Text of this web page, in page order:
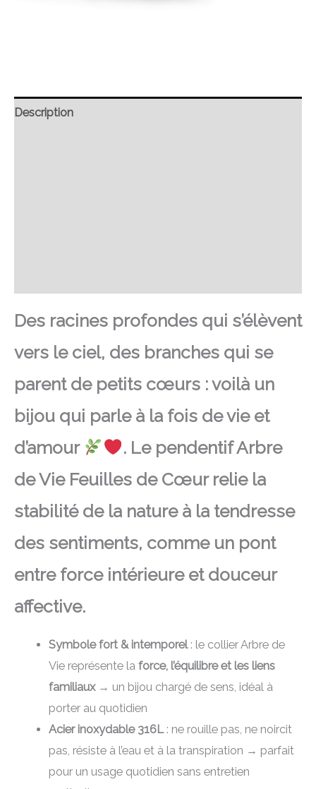
Description
Des racines profondes qui s’élèvent
vers le ciel, des branches qui se
parent de petits cœurs : voilà un
bijou qui parle à la fois de vie et
d’amour
. Le pendentif Arbre
de Vie Feuilles de Cœur relie la
stabilité de la nature à la tendresse
des sentiments, comme un pont
entre force intérieure et douceur
affective.
Symbole fort & intemporel: le collier Arbre de
Vie représente laforce, l’équilibre et les liens
familiaux→ un bijou chargé de sens, idéal à
porter au quotidien
Acier inoxydable 316L: ne rouille pas, ne noircit
pas, résiste à l’eau et à la transpiration → parfait
pour un usage quotidien sans entretien